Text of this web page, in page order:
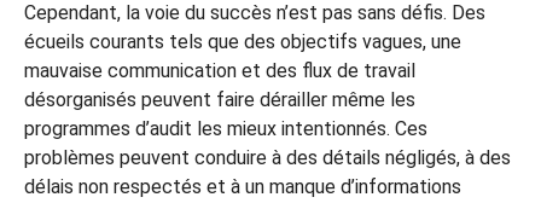
Cependant, la voie du succès n’est pas sans défis. Des
écueils courants tels que des objectifs vagues, une
mauvaise communication et des flux de travail
désorganisés peuvent faire dérailler même les
programmes d’audit les mieux intentionnés. Ces
problèmes peuvent conduire à des détails négligés, à des
délais non respectés et à un manque d’informations